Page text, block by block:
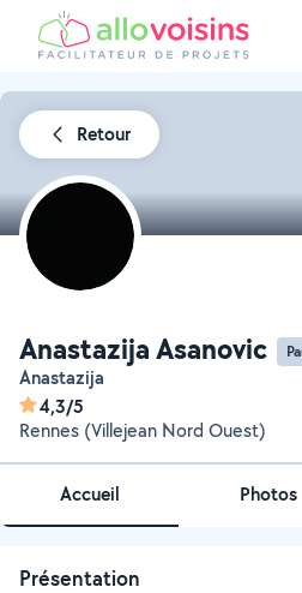
Retour
Anastazija Asanovic
Anastazija
4,3/5
Rennes (Villejean Nord Ouest)
Accueil Photos
Présentation